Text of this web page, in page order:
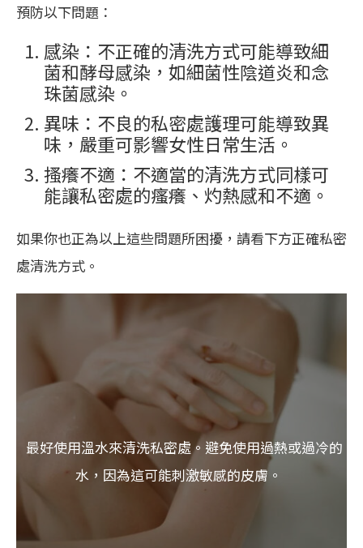
預防以下問題：
感染：不正確的清洗方式可能導致細
菌和酵母感染，如細菌性陰道炎和念
珠菌感染。
異味：不良的私密處護理可能導致異
味，嚴重可影響女性日常生活。
搔癢不適：不適當的清洗方式同樣可
能讓私密處的瘙癢、灼熱感和不適。
如果你也正為以上這些問題所困擾，請看下方正確私密
處清洗方式。
最好使用溫水來清洗私密處。避免使用過熱或過冷的
水，因為這可能刺激敏感的皮膚。